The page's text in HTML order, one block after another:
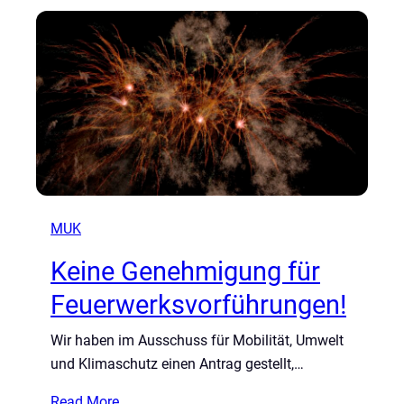
MUK
Keine Genehmigung für
Feuerwerksvorführungen!
Wir haben im Ausschuss für Mobilität, Umwelt
und Klimaschutz einen Antrag gestellt,…